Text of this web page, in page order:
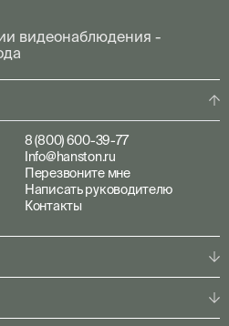
видеонаблюдения -
8 (800) 600-39-77
Info@hanston.ru
Перезвоните мне
Написать руководителю
Контакты